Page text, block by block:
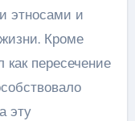
этносами и
Кроме
как пересечение
эту